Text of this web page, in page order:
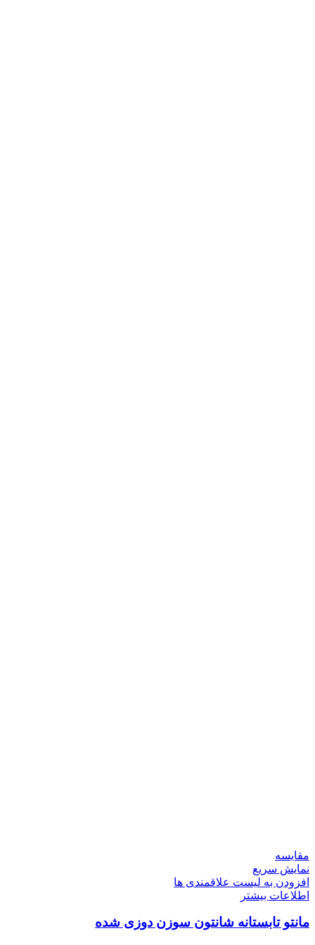
مقایسه
نمایش سریع
افزودن به لیست علاقمندی ها
اطلاعات بیشتر
مانتو تابستانه شانتون سوزن دوزی شده